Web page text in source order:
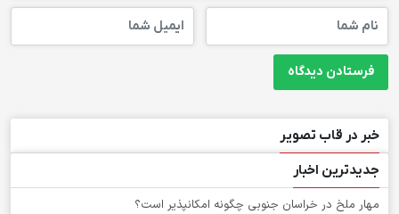
خبر در قاب تصویر
جدیدترین اخبار
‌مهار ملخ در خراسان جنوبی چگونه امکانپذیر است؟